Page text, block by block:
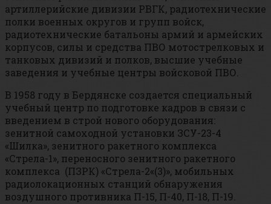
артиллерийские дивизии РВГК, радиотехнические
полки военных округов и групп войск,
радиотехнические батальоны армий и армейских
корпусов, силы и средства ПВО мотострелковых и
танковых дивизий и полков, высшие учебные
заведения и учебные центры войсковой ПВО.
В 1958 году в Бердянске создается специальный
учебный центр по подготовке кадров в связи с
введением в строй нового оборудования:
зенитной самоходной установки ЗСУ-23-4
«Шилка», зенитного ракетного комплекса
«Стрела-1», переносного зенитного ракетного
комплекса (ПЗРК) «Стрела-2«(3)», мобильных
радиолокационных станций обнаружения
воздушного противника П-15, П-40, П-18, П-19.